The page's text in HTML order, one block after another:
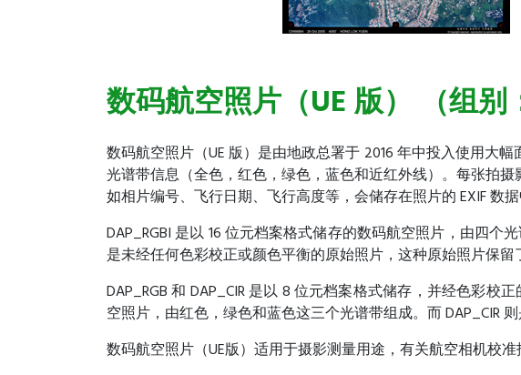
数码航空照片（UE 版） （组别
数码航空照片（UE 版）是由地政总署于 2016 年中投入使用大
光谱带信息（全色，红色，绿色，蓝色和近红外线）。每张拍摄
如相片编号、飞行日期、飞行高度等，会储存在照片的 EXIF 数
DAP_RGBI 是以 16 位元档案格式储存的数码航空照片，由四
是未经任何色彩校正或颜色平衡的原始照片，这种原始照片保留
DAP_RGB 和 DAP_CIR 是以 8 位元档案格式储存，并经色彩
空照片，由红色，绿色和蓝色这三个光谱带组成。而 DAP_CIR
数码航空照片（UE版）适用于摄影测量用途，有关航空相机校